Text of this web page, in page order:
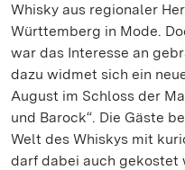
Whisky aus regionaler
Württemberg in Mode.
war das Interesse an
dazu widmet sich ein
August im Schloss der
und Barock“. Die Gäste
Welt des Whiskys mit
darf dabei auch gekostet